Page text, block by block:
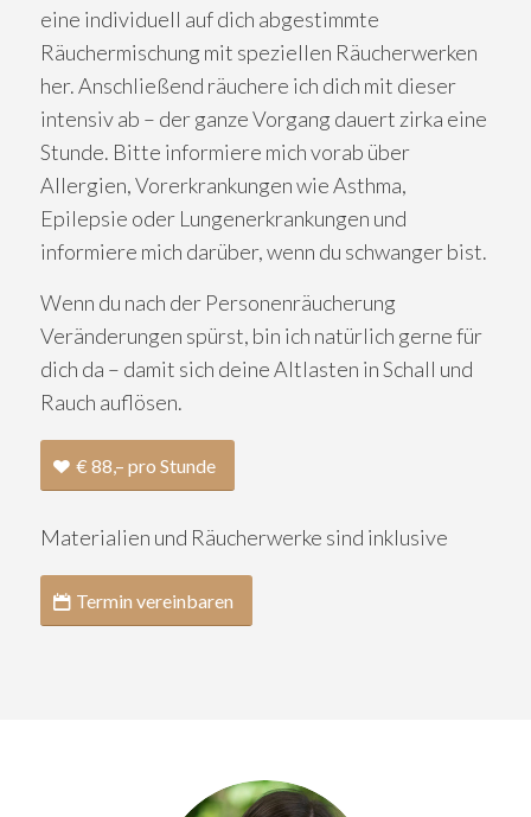
eine individuell auf dich abgestimmte
Räuchermischung mit speziellen Räucherwerken
her. Anschließend räuchere ich dich mit dieser
intensiv ab – der ganze Vorgang dauert zirka eine
Stunde. Bitte informiere mich vorab über
Allergien, Vorerkrankungen wie Asthma,
Epilepsie oder Lungenerkrankungen und
informiere mich darüber, wenn du schwanger bist.
Wenn du nach der Personenräucherung
Veränderungen spürst, bin ich natürlich gerne für
dich da – damit sich deine Altlasten in Schall und
Rauch auflösen.
€ 88,– pro Stunde
Materialien und Räucherwerke sind inklusive
Termin vereinbaren